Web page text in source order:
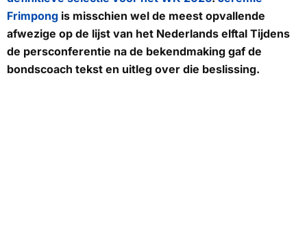
Frimpong is misschien wel de meest opvallende
afwezige op de lijst van het Nederlands elftal Tijdens
de persconferentie na de bekendmaking gaf de
bondscoach tekst en uitleg over die beslissing.